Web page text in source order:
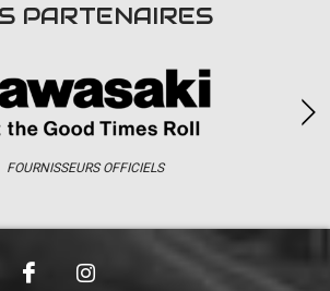
à la billetterie
PARTENAIRES
FOURNISSEURS OFFICIELS